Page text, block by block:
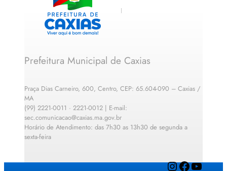
Prefeitura Municipal de Caxias
Praça Dias Carneiro, 600, Centro, CEP: 65.604-090 – Caxias /
MA
(99) 2221-0011 · 2221-0012 | E-mail:
sec.comunicacao@caxias.ma.gov.br
Horário de Atendimento: das 7h30 as 13h30 de segunda a
sexta-feira
InstagramFacebook YouTube